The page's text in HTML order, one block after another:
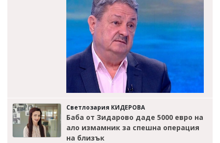
Светлозария КИДЕРОВА
Баба от Зидарово даде 5000 евро на
ало измамник за спешна операция
на близък